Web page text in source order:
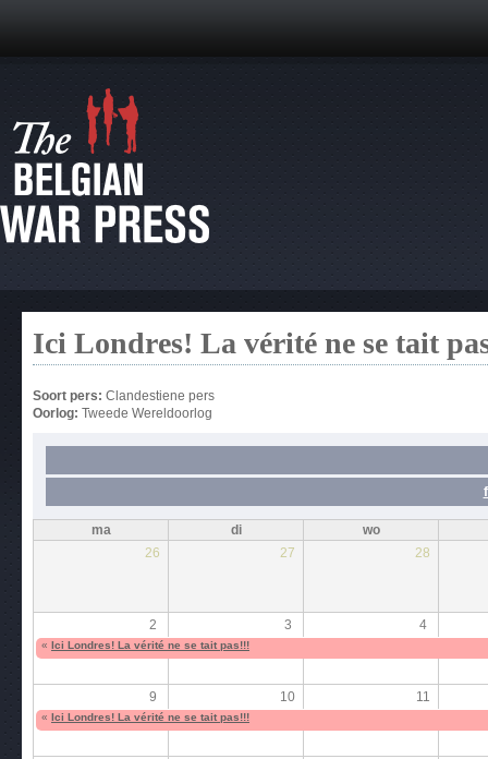
Ici Londres! La vérité ne se tait
Soort pers: Clandestiene pers
Oorlog: Tweede Wereldoorlog
ma di
wo
26
27 28
2 3 4
« Ici Londres! La vérité ne se tait pas!!!
9 10 11
« Ici Londres! La vérité ne se tait pas!!!